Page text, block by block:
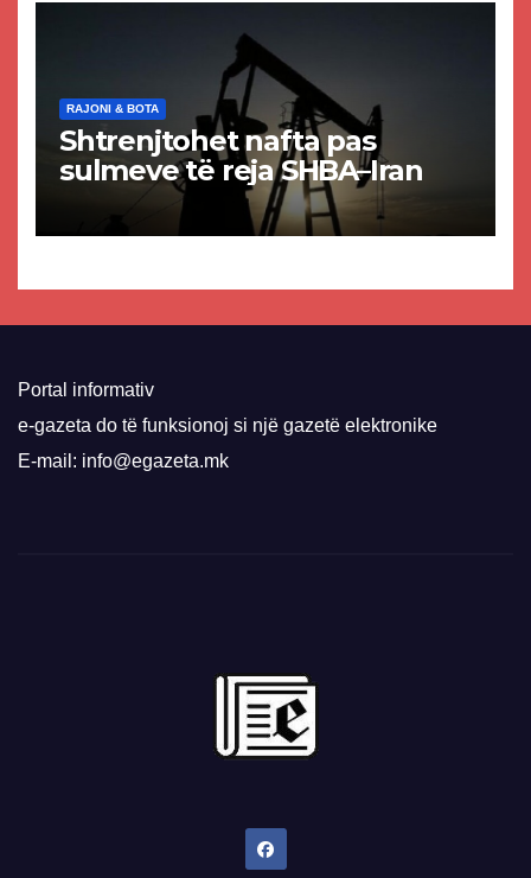
RAJONI & BOTA
Shtrenjtohet nafta pas
sulmeve të reja SHBA–Iran
Portal informativ
e-gazeta do të funksionoj si një gazetë elektronike
E-mail: info@egazeta.mk